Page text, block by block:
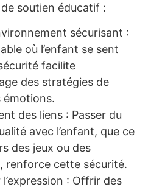
soutien éducatif :
sécurisant :
où l’enfant se sent
facilite
des stratégies de
émotions.
des liens : Passer du
avec l’enfant, que ce
des jeux ou des
renforce cette sécurité.
: Offrir des